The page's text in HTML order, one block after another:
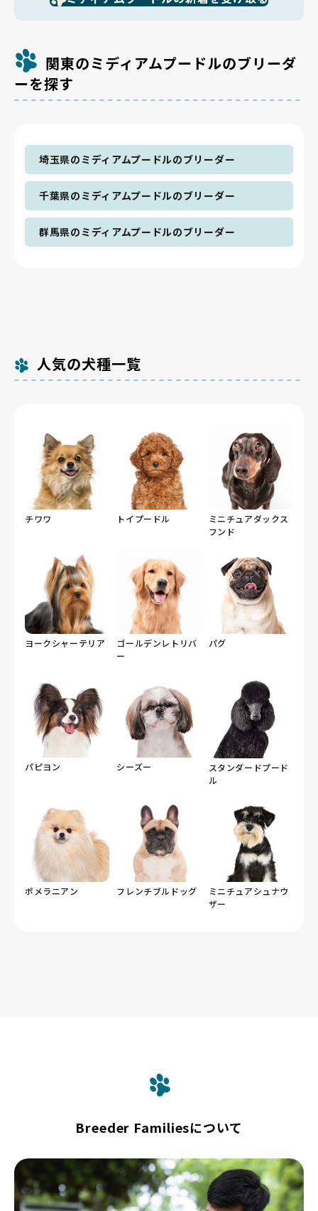
関東のミディアムプードルのブリーダ
ーを探す
埼玉県のミディアムプードルのブリーダー
千葉県のミディアムプードルのブリーダー
群馬県のミディアムプードルのブリーダー
人気の犬種一覧
チワワ トイプードル
ミニチュアダックス
フンド
ヨークシャーテリア
ゴールデンレトリバ
ー
パグ
パピヨン シーズー
スタンダードプード
ル
ポメラニアン フレンチブルドッグ
ミニチュアシュナウ
ザー
Breeder Familiesについて